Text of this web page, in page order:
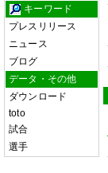
キーワード
プレスリリース
ニュース
ブログ
データ・その他
ダウンロード
toto
試合
選手